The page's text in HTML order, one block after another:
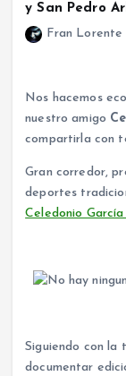
y San Pedro
Fran Lorente
Nos hacemos
nuestro amigo
compartirla con
Gran corredor,
deportes
Celedonio
Siguiendo con la
documentar